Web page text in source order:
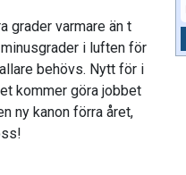
grader varmare än t
i luften för
behövs. Nytt för i
kommer göra jobbet
ny kanon förra året,